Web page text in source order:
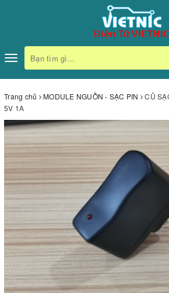
Toggle
navigation
Trang chủ MODULE NGUỒN - SẠC PIN
CỦ
5V 1A